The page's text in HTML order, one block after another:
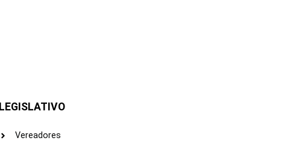
LEGISLATIVO
Vereadores